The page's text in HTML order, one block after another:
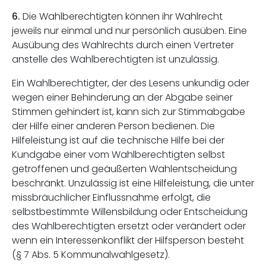
6. Die Wahlberechtigten können ihr Wahlrecht
jeweils nur einmal und nur persönlich ausüben. Eine
Ausübung des Wahlrechts durch einen Vertreter
anstelle des Wahlberechtigten ist unzulässig.
Ein Wahlberechtigter, der des Lesens unkundig oder
wegen einer Behinderung an der Abgabe seiner
Stimmen gehindert ist, kann sich zur Stimmabgabe
der Hilfe einer anderen Person bedienen. Die
Hilfeleistung ist auf die technische Hilfe bei der
Kundgabe einer vom Wahlberechtigten selbst
getroffenen und geäußerten Wahlentscheidung
beschränkt. Unzulässig ist eine Hilfeleistung, die unter
missbräuchlicher Einflussnahme erfolgt, die
selbstbestimmte Willensbildung oder Entscheidung
des Wahlberechtigten ersetzt oder verändert oder
wenn ein Interessenkonflikt der Hilfsperson besteht
(§ 7 Abs. 5 Kommunalwahlgesetz).